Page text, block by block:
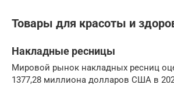
Товары для красоты и
Накладные ресницы
Мировой рынок накладных ресниц
1377,28 миллиона долларов США в